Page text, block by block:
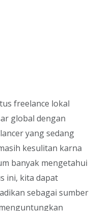
freelance lokal
global dengan
yang sedang
kesulitan karna
banyak mengetahui
ini, kita dapat
sebagai sumber